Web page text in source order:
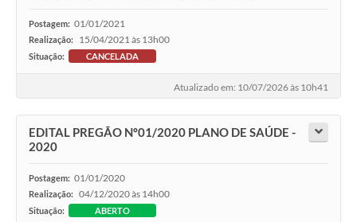
Postagem: 01/01/2021
Realização: 15/04/2021 às 13h00
Situação: CANCELADA
Atualizado em: 10/07/2026 às 10h41
EDITAL PREGÃO Nº01/2020 PLANO DE SAÚDE -
2020
Postagem: 01/01/2020
Realização: 04/12/2020 às 14h00
Situação: ABERTO